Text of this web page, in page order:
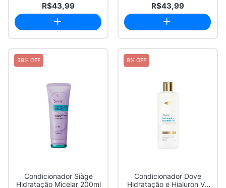
R$43,99 R$43,99
38% OFF
Condicionador Siàge
Hidratação Micelar 200ml
8% OFF
Condicionador Dove
Hidratação e Hialuron Vit